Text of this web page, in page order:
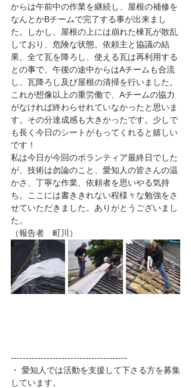
からは午前中の作業を継続し、屋根の補修を
なんとかBチームで完了する事が出来まし
た。しかし、屋根の上には崩れた棟瓦が散乱
しており、危険な状態。依頼主と協議の結
果、全て瓦を降ろし、使える瓦は再利用する
との事で、午後の途中からはAチームも合流
し、瓦降ろし及び屋根の清掃を行いました。
これが想像以上の重労働で、Aチームの協力
がなければ終わらせれていなかったと思いま
す。その分達成感も大きかったです。少しで
も長く今日のシートがもってくれると嬉しい
です！
私は今日が今回のボランティア最終日でした
が、技術は勿論のこと、愛知人の皆さんの温
かさ、丁寧な作業、依頼者を思いやる気持
ち。ここには書ききれない程様々な勉強をさ
せていただきました。ありがとうございまし
た。
（報告者　町川）
---------------------------------------
・ 愛知人では活動を支援して下さる方を募集
しています。